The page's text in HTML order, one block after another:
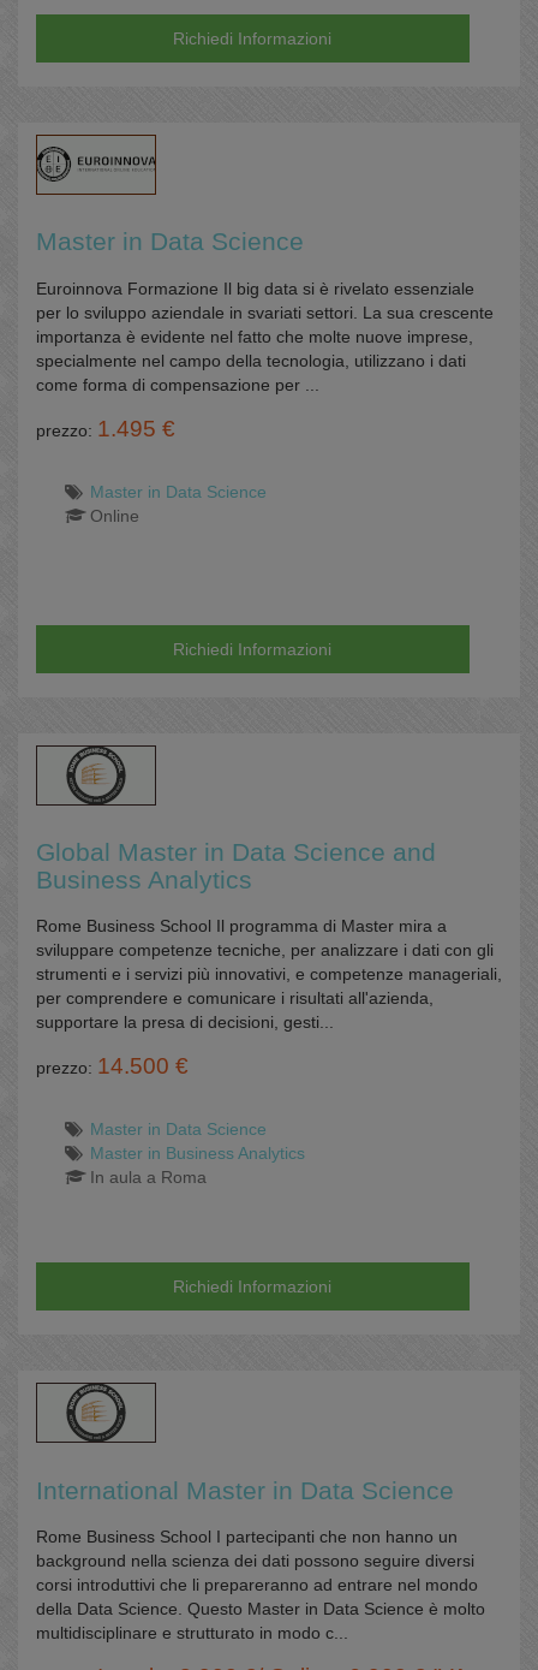
Richiedi Informazioni
Master in Data Science
Euroinnova Formazione Il big data si è rivelato essenziale
per lo sviluppo aziendale in svariati settori. La sua crescente
importanza è evidente nel fatto che molte nuove imprese,
specialmente nel campo della tecnologia, utilizzano i dati
come forma di compensazione per ...
prezzo: 1.495 €
Master in Data Science
Online
Richiedi Informazioni
Global Master in Data Science and
Business Analytics
Rome Business School Il programma di Master mira a
sviluppare competenze tecniche, per analizzare i dati con gli
strumenti e i servizi più innovativi, e competenze manageriali,
per comprendere e comunicare i risultati all'azienda,
supportare la presa di decisioni, gesti...
prezzo: 14.500 €
Master in Data Science
Master in Business Analytics
In aula a Roma
Richiedi Informazioni
International Master in Data Science
Rome Business School I partecipanti che non hanno un
background nella scienza dei dati possono seguire diversi
corsi introduttivi che li prepareranno ad entrare nel mondo
della Data Science. Questo Master in Data Science è molto
multidisciplinare e strutturato in modo c...